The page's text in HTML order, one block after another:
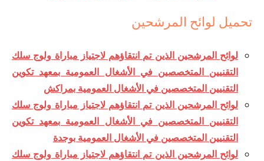
تحميل لوائح المرشحين
لوائح المرشحين الذين تم انتقاؤهم لاجتياز مباراة ولوج سلك
التقنيين المتخصصين في الأشغال العمومية بمعهد تكوين
التقنيين المتخصصين في الأشغال العمومية بمراكش
لوائح المرشحين الذين تم انتقاؤهم لاجتياز مباراة ولوج سلك
التقنيين المتخصصين في الأشغال العمومية بمعهد تكوين
التقنيين المتخصصين في الأشغال العمومية بوجدة
لوائح المرشحين الذين تم انتقاؤهم لاجتياز مباراة ولوج سلك